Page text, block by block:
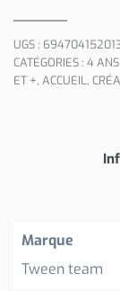
UGS :
CATÉGORIES : 4
ET +, ACCUEIL,
Marque
Tween team